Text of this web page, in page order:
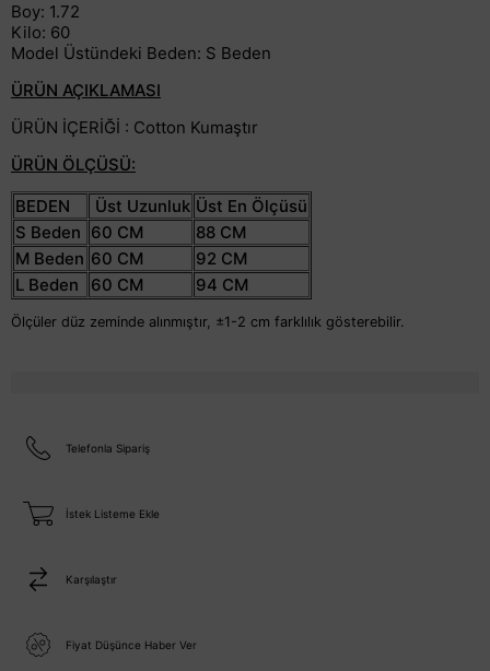
Boy: 1.72
Kilo: 60
Model Üstündeki Beden: S Beden
ÜRÜN AÇIKLAMASI
ÜRÜN İÇERİĞİ : Cotton Kumaştır
ÜRÜN ÖLÇÜSÜ:
BEDEN
Üst Uzunluk Üst En Ölçüsü
S Beden 60 CM
88 CM
M Beden 60 CM
92 CM
L Beden
60 CM 94 CM
Ölçüler düz zeminde alınmıştır, ±1-2 cm farklılık gösterebilir.
Telefonla Sipariş
İstek Listeme Ekle
Karşılaştır
Fiyat Düşünce Haber Ver